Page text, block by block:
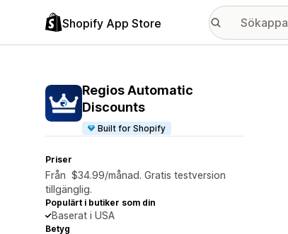
Shopify App Store
Regios Automatic
Discounts
Built for Shopify
Priser
Från $34.99/månad. Gratis testversion
tillgänglig.
Populärt i butiker som din
Baserat i USA
Betyg